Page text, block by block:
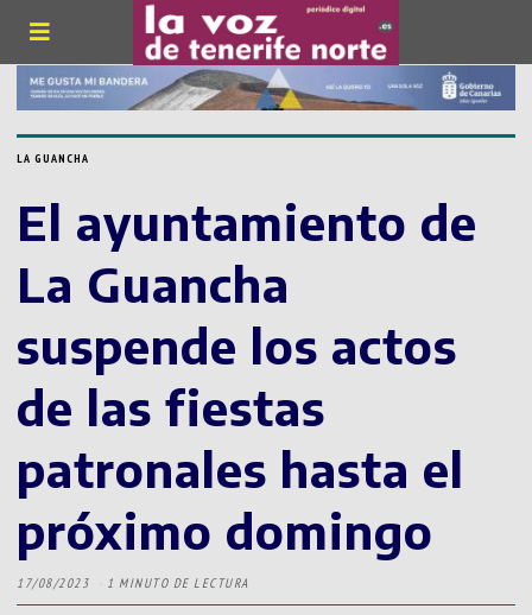
LA GUANCHA
El ayuntamiento de
La Guancha
suspende los actos
de las fiestas
patronales hasta el
próximo domingo
17/08/2023 1 MINUTO DE LECTURA